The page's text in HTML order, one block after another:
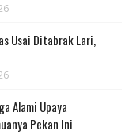
Usai Ditabrak Lari,
Alami Upaya
Pekan Ini